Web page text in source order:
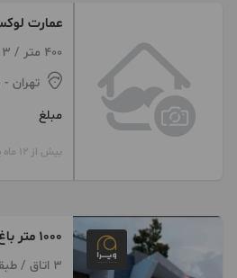
عمارت
400 متر / 3 اتاق / طبقه 3
تهران -
مبلغ
بیش از 12 ماه پیش
۱۰۰۰ متر باغ ویلا کردان
3 اتاق / طبقه 1 / ساخت 1400